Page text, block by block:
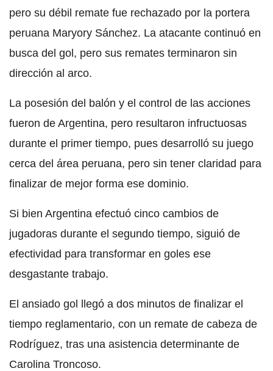
pero su débil remate fue rechazado por la portera
peruana Maryory Sánchez. La atacante continuó en
busca del gol, pero sus remates terminaron sin
dirección al arco.
La posesión del balón y el control de las acciones
fueron de Argentina, pero resultaron infructuosas
durante el primer tiempo, pues desarrolló su juego
cerca del área peruana, pero sin tener claridad para
finalizar de mejor forma ese dominio.
Si bien Argentina efectuó cinco cambios de
jugadoras durante el segundo tiempo, siguió de
efectividad para transformar en goles ese
desgastante trabajo.
El ansiado gol llegó a dos minutos de finalizar el
tiempo reglamentario, con un remate de cabeza de
Rodríguez, tras una asistencia determinante de
Carolina Troncoso.